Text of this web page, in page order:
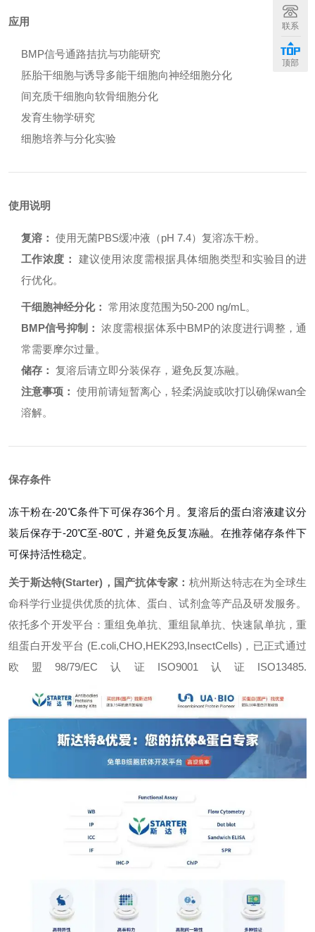
应用
BMP信号通路拮抗与功能研究
胚胎干细胞与诱导多能干细胞向神经细胞分化
间充质干细胞向软骨细胞分化
发育生物学研究
细胞培养与分化实验
使用说明
复溶： 使用无菌PBS缓冲液（pH 7.4）复溶冻干粉。
工作浓度：
建议使用浓度需根据具体细胞类型和实验目的进
行优化。
干细胞神经分化： 常用浓度范围为50-200 ng/mL。
BMP信号抑制： 浓度需根据体系中BMP的浓度进行调整，通
常需要摩尔过量。
储存： 复溶后请立即分装保存，避免反复冻融。
注意事项： 使用前请短暂离心，轻柔涡旋或吹打以确保wan全
溶解。
保存条件
冻干粉在-20℃条件下可保存36个月。复溶后的蛋白溶液建议分
装后保存于-20℃至-80℃，并避免反复冻融。在推荐储存条件下
可保持活性稳定。
关于斯达特(Starter)，国产抗体专家： 杭州斯达特志在为全球生
命科学行业提供优质的抗体、蛋白、试剂盒等产品及研发服务。
依托多个开发平台：重组免单抗、重组鼠单抗、快速鼠单抗，重
组蛋白开发平台 (E.coli,CHO,HEK293,InsectCells)，已正式通过
欧盟98/79/EC认证ISO9001认证ISO13485.
联系
顶部